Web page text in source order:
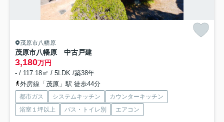
茂原市八幡原
茂原市八幡原 中古戸建
3,180万円
- / 117.18㎡ / 5LDK /築38年
外房線「茂原」駅 徒歩44分
都市ガス システムキッチン
カウンターキッチン
浴室１坪以上
バス・トイレ別 エアコン